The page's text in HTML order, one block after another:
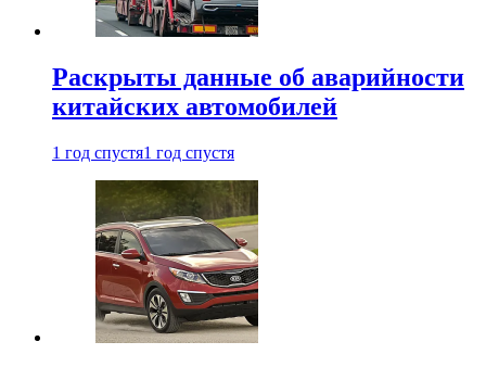
Раскрыты данные об аварийности
китайских автомобилей
1 год спустя1 год спустя